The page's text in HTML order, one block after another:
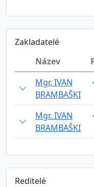
Zakladatelé
Název
Mgr. IVAN
BRAMBAŠKI
Mgr. IVAN
BRAMBAŠKI
Reditelé